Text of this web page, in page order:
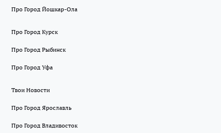
Про Город Йошкар-Ола
Про Город Курск
Про Город Рыбинск
Про Город Уфа
Твои Новости
Про Город Ярославль
Про Город Владивосток